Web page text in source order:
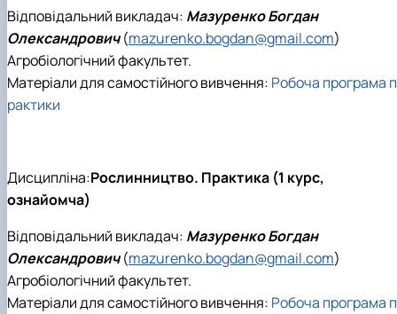
Відповідальний викладач: Мазуренко Богдан
Олександрович(mazurenko.bogdan@gmail.com)
Агробіологічний факультет.
Матеріали для самостійного вивчення: Робоча програма п
рактики
Дисципліна:Рослинництво. Практика (1 курс,
ознайомча)
Відповідальний викладач: Мазуренко Богдан
Олександрович(mazurenko.bogdan@gmail.com)
Агробіологічний факультет.
Матеріали для самостійного вивчення: Робоча програма п